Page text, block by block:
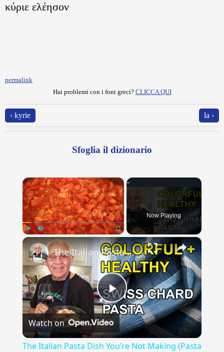
κύριε ελέησον
permalink
Hai problemi con i font greci? CLICCA QUI
‹ kyrie la ›
Sfoglia il dizionario
×
Unmute Fullscreen
Now Playing
×
Play
Video
The Italian Pasta Dish You’re Not Making (Pasta with Swiss Chard)
Watch on
The Italian Pasta Dish You’re Not Making (Pasta